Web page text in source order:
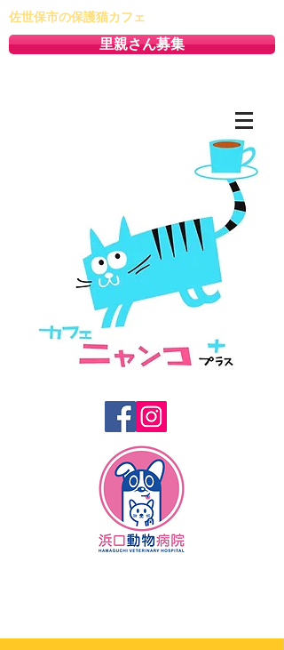
佐世保市の保護猫カフェ
里親さん募集